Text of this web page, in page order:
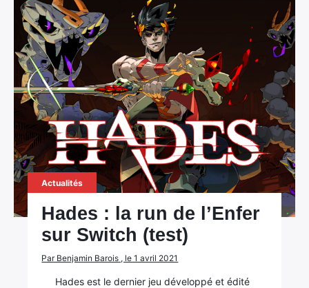
Actualités
Hades : la run de l’Enfer
sur Switch (test)
Par Benjamin Barois , le 1 avril 2021
Hades est le dernier jeu développé et édité